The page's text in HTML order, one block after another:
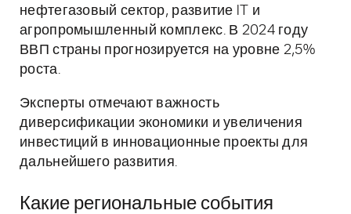
нефтегазовый сектор, развитие IT и
агропромышленный комплекс. В 2024 году
ВВП страны прогнозируется на уровне 2,5%
роста.
Эксперты отмечают важность
диверсификации экономики и увеличения
инвестиций в инновационные проекты для
дальнейшего развития.
Какие региональные события